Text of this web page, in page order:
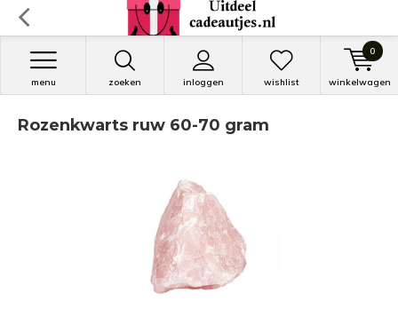
zoeken inloggen
menu wishlist winkelwagen
0
Rozenkwarts ruw 60-70 gram